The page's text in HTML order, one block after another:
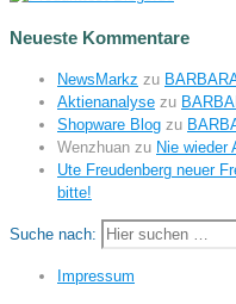
Neueste Kommentare
NewsMarkz zu
Aktienanalyse zu
Shopware Blog zu
Wenzhuan zu Nie wieder
Ute Freudenberg neuer
bitte!
Suche nach:
Impressum